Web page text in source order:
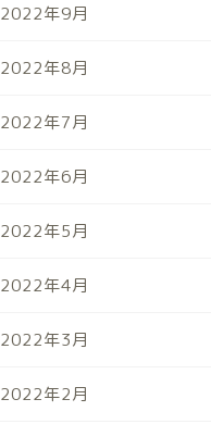
2022年9月
2022年8月
2022年7月
2022年6月
2022年5月
2022年4月
2022年3月
2022年2月